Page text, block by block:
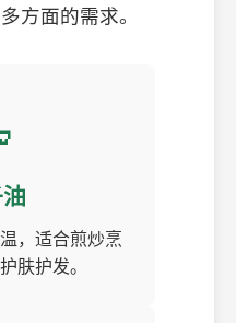
方面的需求。
，适合煎炒烹
肤护发。